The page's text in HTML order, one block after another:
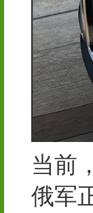
当前
俄军